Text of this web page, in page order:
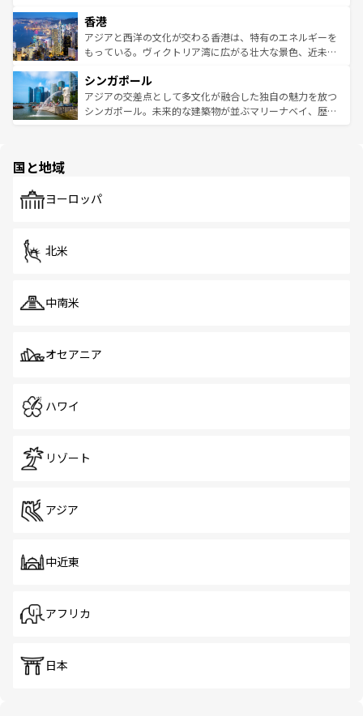
とつ。フォーやバインミー、ベトナムコーヒーなどは、ぜ
ひ現地で味わいたい。どの地域を訪れてもあたたかい人々
が旅行者を迎えてくれるので、きっと忘れられない旅にな
参照してほしい。
の活気が交差している。北部ではチェンマイなどの山岳地
帯で自然と触れ合い、南部ではプーケットやクラビの美し
いビーチでリゾート気分を楽しむことができる。タイ料理
激する。気候は一年中温暖で、どの季節にも異なる楽しみ
が待っている。親しみやすいタイの人々、仏教を中心とし
た文化、そして多様な観光資源が、訪れる旅人を魅了し続
香港
アジアと西洋の文化が交わる香港は、特有のエネルギーを
もっている。ヴィクトリア湾に広がる壮大な景色、近未来
み、どこを訪れても感動するはず。観光スポットが密集し
ており、効率よく見どころを回れるのも魅力。息をのむよ
うな絶景から文化的な体験まで、香港を存分に楽しみ尽く
シンガポール
アジアの交差点として多文化が融合した独自の魅力を放つ
シンガポール。未来的な建築物が並ぶマリーナベイ、歴史
で、ホーカーズは地元の風情を楽しめる外せないスポット
国と地域
ヨーロッパ
北米
中南米
オセアニア
ハワイ
リゾート
アジア
中近東
アフリカ
日本